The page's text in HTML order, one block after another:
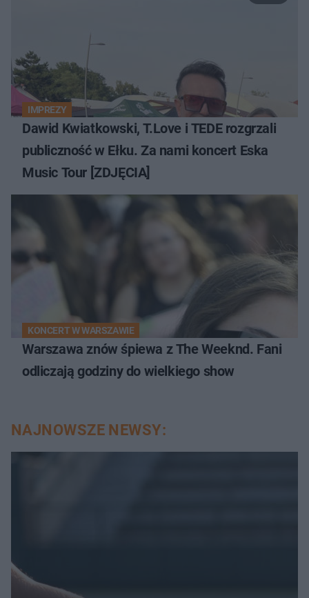
IMPREZY
Dawid Kwiatkowski, T.Love i TEDE rozgrzali
publiczność w Ełku. Za nami koncert Eska
Music Tour [ZDJĘCIA]
KONCERT W WARSZAWIE
Warszawa znów śpiewa z The Weeknd. Fani
odliczają godziny do wielkiego show
NAJNOWSZE NEWSY: